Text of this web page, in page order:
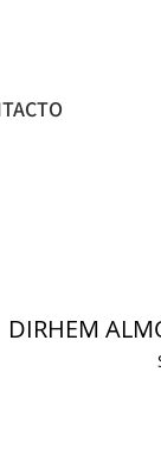
DIRHEM